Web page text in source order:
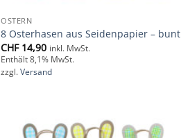
OSTERN
8 Osterhasen aus Seidenpapier – bunt
CHF14,90 inkl. MwSt.
Enthält 8,1% MwSt.
zzgl.Versand